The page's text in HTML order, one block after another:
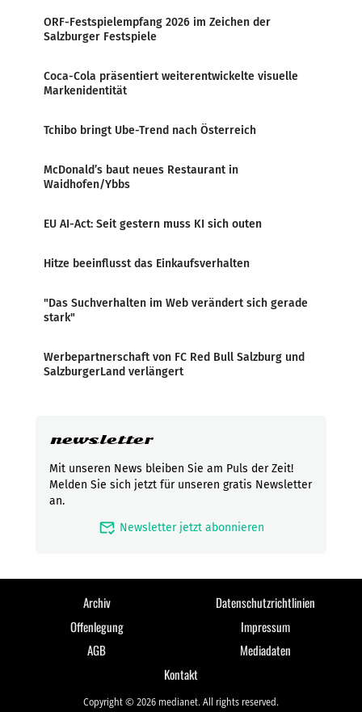
ORF-Festspielempfang 2026 im Zeichen der
Salzburger Festspiele
Coca-Cola präsentiert weiterentwickelte visuelle
Markenidentität
Tchibo bringt Ube-Trend nach Österreich
McDonald’s baut neues Restaurant in
Waidhofen/Ybbs
EU AI-Act: Seit gestern muss KI sich outen
Hitze beeinflusst das Einkaufsverhalten
"Das Suchverhalten im Web verändert sich gerade
stark"
Werbepartnerschaft von FC Red Bull Salzburg und
SalzburgerLand verlängert
newsletter
Mit unseren News bleiben Sie am Puls der Zeit!
Melden Sie sich jetzt für unseren gratis Newsletter
an.
mark_email_read Newsletter jetzt abonnieren
Archiv
Datenschutzrichtlinien
Offenlegung
Impressum
AGB
Mediadaten
Kontakt
Copyright © 2026 medianet. All rights reserved.